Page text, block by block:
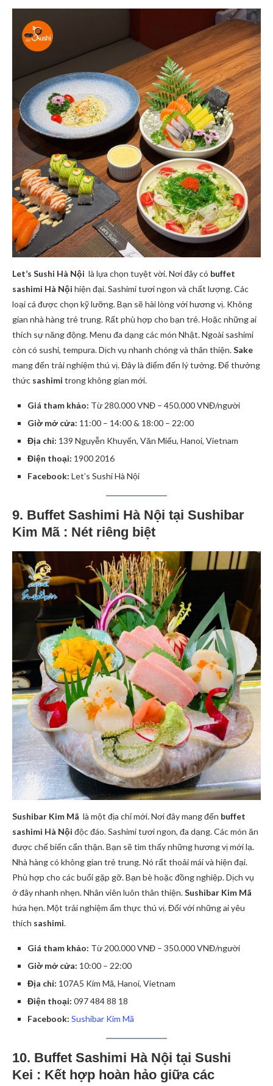
Let’s Sushi Hà Nội là lựa chọn tuyệt vời. Nơi đây có buffet
sashimi Hà Nội hiện đại. Sashimi tươi ngon và chất lượng. Các
loại cá được chọn kỹ lưỡng. Bạn sẽ hài lòng với hương vị. Không
gian nhà hàng trẻ trung. Rất phù hợp cho bạn trẻ. Hoặc những ai
thích sự năng động. Menu đa dạng các món Nhật. Ngoài sashimi
còn có sushi, tempura. Dịch vụ nhanh chóng và thân thiện.Sake
mang đến trải nghiệm thú vị. Đây là điểm đến lý tưởng. Để thưởng
thức sashimi trong không gian mới.
Giá tham khảo: Từ 280.000 VNĐ – 450.000 VNĐ/người
Giờ mở cửa: 11:00 – 14:00 & 18:00 – 22:00
Địa chỉ: 139 Nguyễn Khuyến, Văn Miếu, Hanoi, Vietnam
Điện thoại: 1900 2016
Facebook: Let’s Sushi Hà Nội
9. Buffet Sashimi Hà Nội tại Sushibar
Kim Mã : Nét riêng biệt
Sushibar Kim Mã là một địa chỉ mới. Nơi đây mang đến buffet
sashimi Hà Nội độc đáo. Sashimi tươi ngon, đa dạng. Các món ăn
được chế biến cẩn thận. Bạn sẽ tìm thấy những hương vị mới lạ.
Nhà hàng có không gian trẻ trung. Nó rất thoải mái và hiện đại.
Phù hợp cho các buổi gặp gỡ. Bạn bè hoặc đồng nghiệp. Dịch vụ
ở đây nhanh nhẹn. Nhân viên luôn thân thiện.Sushibar Kim Mã
hứa hẹn. Một trải nghiệm ẩm thực thú vị. Đối với những ai yêu
thích sashimi.
Giá tham khảo: Từ 200.000 VNĐ – 350.000 VNĐ/người
Giờ mở cửa: 10:00 – 22:00
Địa chỉ: 107A5 Kim Mã, Hanoi, Vietnam
Điện thoại: 097 484 88 18
Facebook: Sushibar Kim Mã
10. Buffet Sashimi Hà Nội tại Sushi
Kei : Kết hợp hoàn hảo giữa các